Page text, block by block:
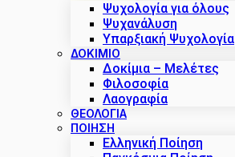
Ψυχολογία για όλους
Ψυχανάλυση
Υπαρξιακή Ψυχολογία
ΔΟΚΊΜΙΟ
Δοκίμια – Μελέτες
Φιλοσοφία
Λαογραφία
ΘΕΟΛΟΓΙΑ
ΠΟΙΗΣΗ
Ελληνική Ποίηση